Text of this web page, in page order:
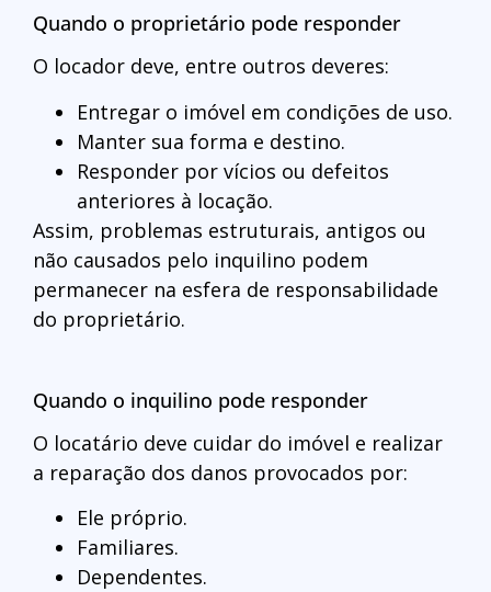
Quando o proprietário pode responder
O locador deve, entre outros deveres:
Entregar o imóvel em condições de uso.
Manter sua forma e destino.
Responder por vícios ou defeitos
anteriores à locação.
Assim, problemas estruturais, antigos ou
não causados pelo inquilino podem
permanecer na esfera de responsabilidade
do proprietário.
Quando o inquilino pode responder
O locatário deve cuidar do imóvel e realizar
a reparação dos danos provocados por:
Ele próprio.
Familiares.
Dependentes.